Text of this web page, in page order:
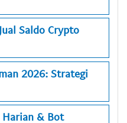
Saldo Crypto
2026: Strategi
& Bot